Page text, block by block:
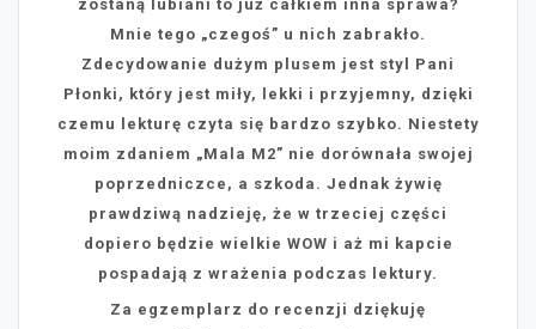
zostaną lubiani to już całkiem inna sprawa?
Mnie tego „czegoś” u nich zabrakło.
Zdecydowanie dużym plusem jest styl Pani
Płonki, który jest miły, lekki i przyjemny, dzięki
czemu lekturę czyta się bardzo szybko. Niestety
moim zdaniem „Mala M2” nie dorównała swojej
poprzedniczce, a szkoda. Jednak żywię
prawdziwą nadzieję, że w trzeciej części
dopiero będzie wielkie WOW i aż mi kapcie
pospadają z wrażenia podczas lektury.
Za egzemplarz do recenzji dziękuję